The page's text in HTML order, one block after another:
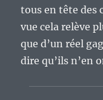
tous en tête des
vue cela relève
que d’un réel
dire qu’ils n’en